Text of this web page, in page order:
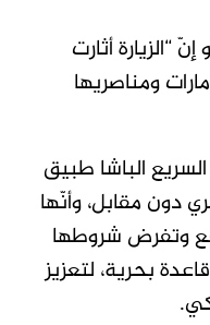
أثارت
ومناصريها
الباشا طبيق
دون مقابل، وأنّها
وتفرض شروطها
بحرية، لتعزيز